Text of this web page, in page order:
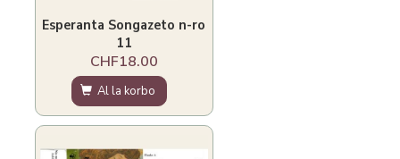
Esperanta Songazeto n-ro
11
CHF18.00
Al la korbo